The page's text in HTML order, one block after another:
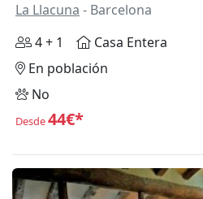
La Llacuna - Barcelona
4 + 1
Casa Entera
En población
No
Desde44€*